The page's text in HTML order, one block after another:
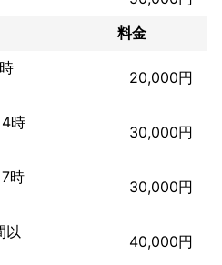
ます。
パン
料金
20,000円
時
30,000円
時
30,000円
以
40,000円